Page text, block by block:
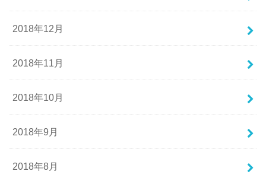
2018年12月
2018年11月
2018年10月
2018年9月
2018年8月